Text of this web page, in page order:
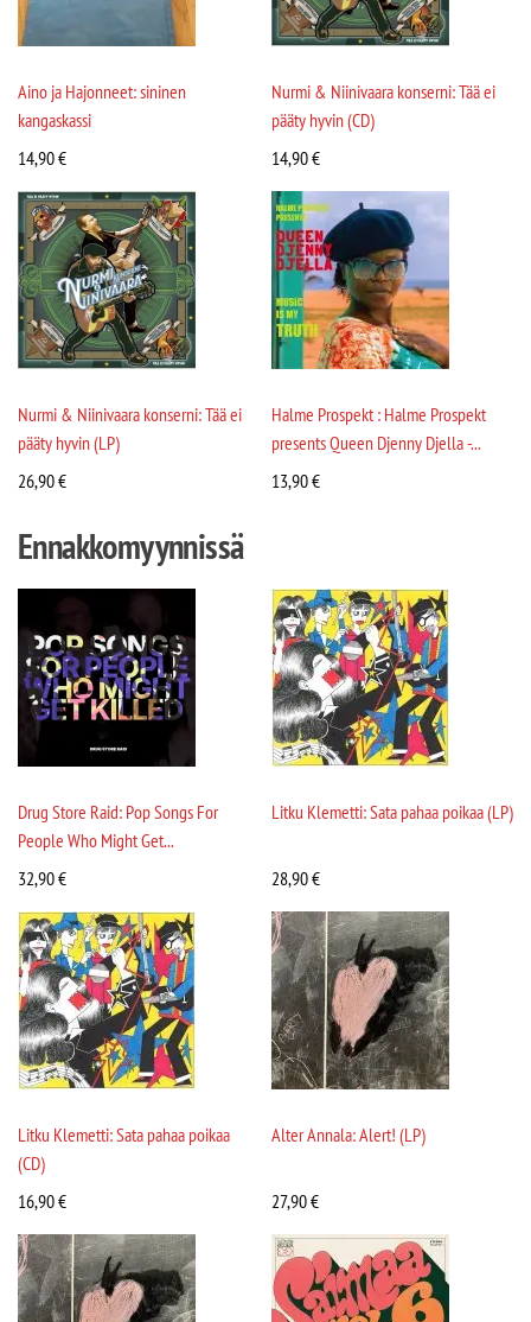
Aino ja Hajonneet: sininen
kangaskassi
14,90€
Nurmi & Niinivaara konserni: Tää ei
pääty hyvin (CD)
14,90€
Nurmi & Niinivaara konserni: Tää ei
pääty hyvin (LP)
26,90€
Halme Prospekt : Halme Prospekt
presents Queen Djenny Djella -...
13,90€
Ennakkomyynnissä
Drug Store Raid: Pop Songs For
People Who Might Get...
32,90€
Litku Klemetti: Sata pahaa poikaa (LP)
28,90€
Litku Klemetti: Sata pahaa poikaa
(CD)
16,90€
Alter Annala: Alert! (LP)
27,90€